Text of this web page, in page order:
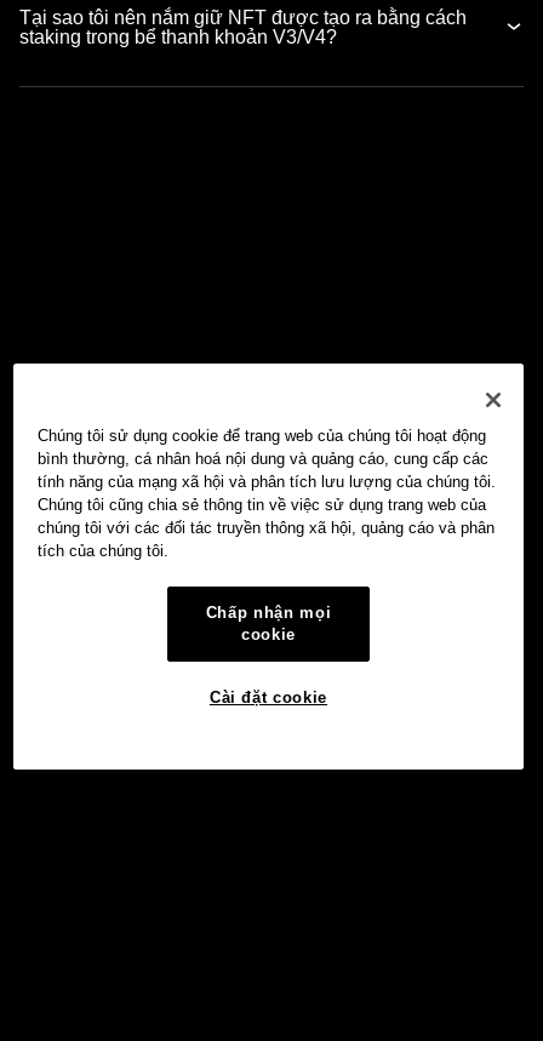
Tại sao tôi nên nắm giữ NFT được tạo ra bằng cách
staking trong bể thanh khoản V3/V4?
Chúng tôi sử dụng cookie để trang web của chúng tôi hoạt động
bình thường, cá nhân hoá nội dung và quảng cáo, cung cấp các
tính năng của mạng xã hội và phân tích lưu lượng của chúng tôi.
Chúng tôi cũng chia sẻ thông tin về việc sử dụng trang web của
chúng tôi với các đối tác truyền thông xã hội, quảng cáo và phân
tích của chúng tôi.
Chấp nhận mọi
cookie
Cài đặt cookie